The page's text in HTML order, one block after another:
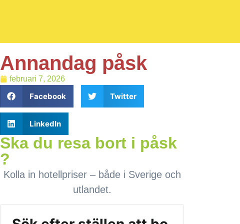
Annandag påsk
februari 7, 2026
Facebook Twitter
LinkedIn
Ska du resa bort i påsk
?
Kolla in hotellpriser – både i Sverige och
utlandet.